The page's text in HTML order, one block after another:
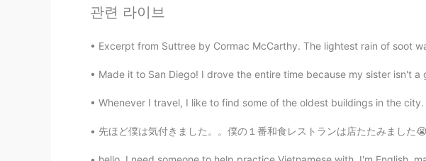
あなたの日本語は素晴らしい🤔💕
kittynyc
この日本語に間違いが有れば、訂正をお願いします。💕❤
관련 라이브
Excerpt from Suttree by Cormac McCarthy. The lightest rain of soot
Made it to San Diego! I drove the entire time because my sister isn't a
Whenever I travel, I like to find some of the oldest buildings in the city.
先ほど僕は気付きました。。僕の１番和食レストランは店たたみました😭 ウイルスのかな。。。少し悲しいです。 前にウイルスは、そ